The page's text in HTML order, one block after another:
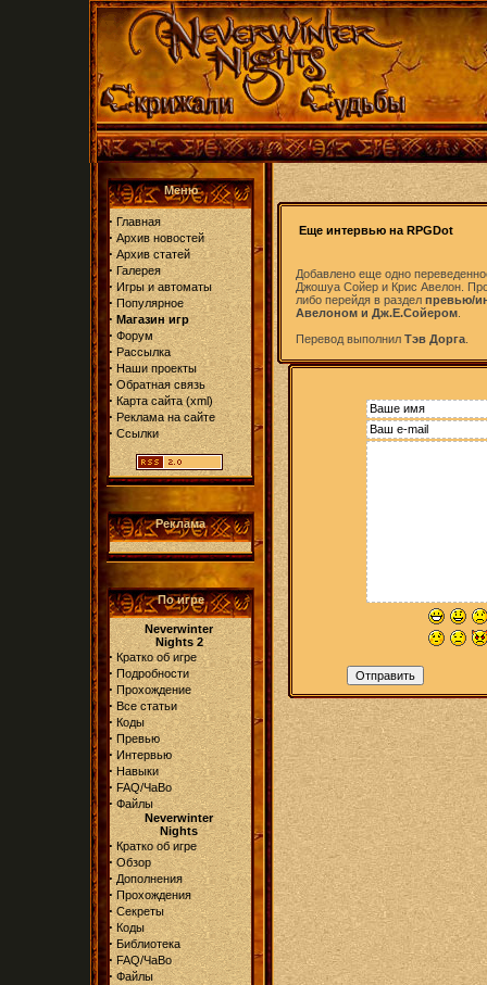
Меню
· Главная
· Архив новостей
· Архив статей
· Галерея
· Игры и автоматы
· Популярное
· Магазин игр
· Форум
· Рассылка
· Наши проекты
· Обратная связь
· Карта сайта(xml)
· Реклама на сайте
· Ссылки
Реклама
По игре
Neverwinter
Nights 2
· Кратко об игре
· Подробности
· Прохождение
· Все статьи
· Коды
· Превью
· Интервью
· Навыки
· FAQ/ЧаВо
· Файлы
Neverwinter
Nights
· Кратко об игре
· Обзор
· Дополнения
· Прохождения
· Секреты
· Коды
· Библиотека
· FAQ/ЧаВо
· Файлы
Еще интервью на RPGDot
Добавлено еще одно
Джошуа Сойер и Крис Авелон.
либо перейдя в раздел превью/
Авелоном и Дж.Е.Сойером
Перевод выполнил Тэв Дорга